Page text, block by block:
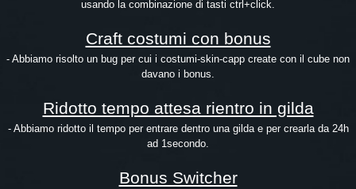
usando la combinazione di tasti ctrl+click.
Craft costumi con bonus
- Abbiamo risolto un bug per cui i costumi-skin-capp create con il cube non
davano i bonus.
Ridotto tempo attesa rientro in gilda
- Abbiamo ridotto il tempo per entrare dentro una gilda e per crearla da 24h
ad 1secondo.
Bonus Switcher